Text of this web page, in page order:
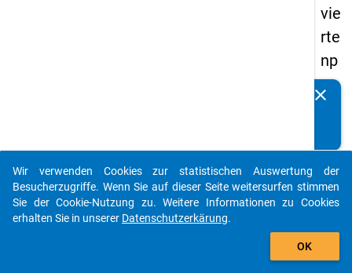
vie
rte
np
an
14
-
ers
clear
auto_stories
add_shopping_cart
Wir verwenden Cookies zur statistischen Auswertung der
Besucherzugriffe. Wenn Sie auf dieser Seite weitersurfen stimmen
Sie der Cookie-Nutzung zu. Weitere Informationen zu Cookies
erhalten Sie in unserer Datenschutzerkärung.
OK